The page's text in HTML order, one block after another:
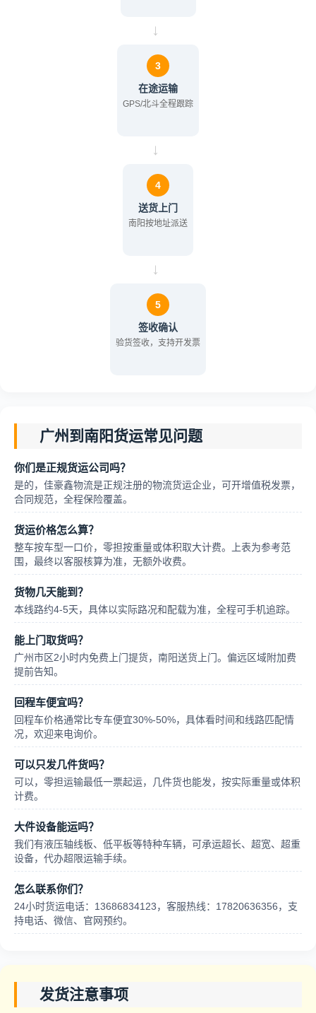
→
3
在途运输
GPS/北斗全程跟踪
→
4
送货上门
南阳按地址派送
→
5
签收确认
验货签收，支持开发票
广州到南阳货运常见问题
你们是正规货运公司吗？
是的，佳豪鑫物流是正规注册的物流货运企业，可开增值税发票，
合同规范，全程保险覆盖。
货运价格怎么算？
整车按车型一口价，零担按重量或体积取大计费。上表为参考范
围，最终以客服核算为准，无额外收费。
货物几天能到？
本线路约4-5天，具体以实际路况和配载为准，全程可手机追踪。
能上门取货吗？
广州市区2小时内免费上门提货，南阳送货上门。偏远区域附加费
提前告知。
回程车便宜吗？
回程车价格通常比专车便宜30%-50%，具体看时间和线路匹配情
况，欢迎来电询价。
可以只发几件货吗？
可以，零担运输最低一票起运，几件货也能发，按实际重量或体积
计费。
大件设备能运吗？
我们有液压轴线板、低平板等特种车辆，可承运超长、超宽、超重
设备，代办超限运输手续。
怎么联系你们？
24小时货运电话：13686834123，客服热线：17820636356，支
持电话、微信、官网预约。
发货注意事项